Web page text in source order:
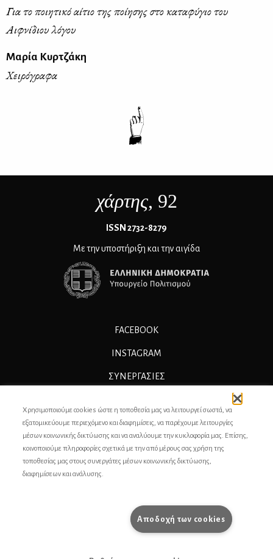
Για το ποιητικό αίτιο της ποίησης στο καταφύγιο του
Αιφνίδιου λόγου
Μαρία Κυρτζάκη
Χειρόγραφα
χάρτης, 92
ΙSSN 2732-8279
Με την υποστήριξη και την αιγίδα
FACEBOOK
INSTAGRAM
ΣΥΝΕΡΓΑΣΊΕΣ
ΕΠΙΚΟΙΝΩΝΙΑ
ΣΥΝΤΕΛΕΣΤΕΣ
ΟΡΟΙ ΧΡΗΣΗΣ
Χρησιμοποιούμε cookies ώστε η τοποθεσία μας να λειτουργεί σωστά, να
εξατομικεύουμε περιεχόμενο και διαφημίσεις, να παρέχουμε λειτουργίες
μέσων κοινωνικής δικτύωσης και να αναλύουμε την κυκλοφορία μας. Επίσης,
κοινοποιούμε πληροφορίες σχετικά με την από μέρους σας χρήση της
τοποθεσίας μας στους συνεργάτες μέσων κοινωνικής δικτύωσης,
διαφημίσεων και ανάλυσης.
Αποδοχή των cookies